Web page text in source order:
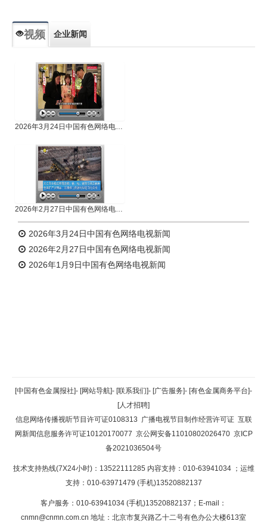
视频 企业新闻
2026年3月24日中国有色网络电视新闻
2026年2月27日中国有色网络电视新闻
2026年3月24日中国有色网络电视新闻
2026年2月27日中国有色网络电视新闻
2026年1月9日中国有色网络电视新闻
返回顶部
返回首页
[中国有色金属报社]- [网站导航]- [联系我们]- [广告服务]- [有色金属商务平台]-
[人才招聘]
信息网络传播视听节目许可证0108313 广播电视节目制作经营许可证 互联
网新闻信息服务许可证10120170077 京公网安备11010802026470 京ICP
备2021036504号
技术支持热线(7X24小时)：13522111285 内容支持：010-63941034 ；运维
支持：010-63971479 (手机)13520882137
客户服务：010-63941034 (手机)13520882137；E-mail：
cnmn@cnmn.com.cn 地址：北京市复兴路乙十二号有色办公大楼613室